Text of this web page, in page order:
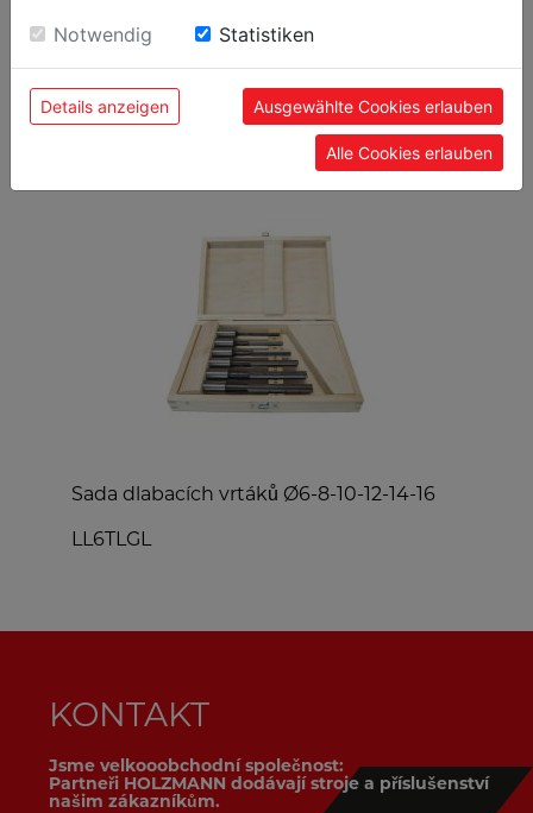
OBLÍBENÉ PRODUKTY
Sada dlabacích vrtáků Ø6-8-10-12-14-16
LL6TLGL
KONTAKT
Jsme velkooobchodní společnost:
Partneři HOLZMANN dodávají stroje a příslušenství
našim zákazníkům.
Einwilligung zu unseren Cookies.
Notwendig Statistiken
Details anzeigen Ausgewählte Cookies erlauben
Alle Cookies erlauben